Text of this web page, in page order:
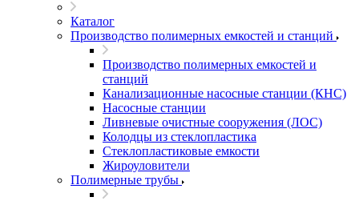
Каталог
Производство полимерных емкостей и станций
Производство полимерных емкостей и
станций
Канализационные насосные станции (КНС)
Насосные станции
Ливневые очистные сооружения (ЛОС)
Колодцы из стеклопластика
Стеклопластиковые емкости
Жироуловители
Полимерные трубы